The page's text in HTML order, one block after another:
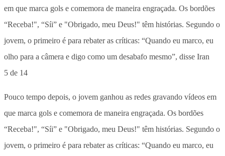
5 de 14
Pouco tempo depois, o jovem ganhou as redes gravando vídeos em
que marca gols e comemora de maneira engraçada. Os bordões
“Receba!", “Síi” e "Obrigado, meu Deus!" têm histórias. Segundo o
jovem, o primeiro é para rebater as críticas: “Quando eu marco, eu